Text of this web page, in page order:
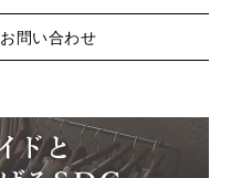
お問い合わせ